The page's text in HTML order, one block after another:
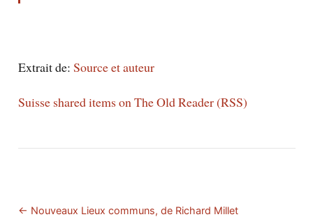
Extrait de: Source et auteur
Suisse shared items on The Old Reader (RSS)
← Nouveaux Lieux communs, de Richard Millet